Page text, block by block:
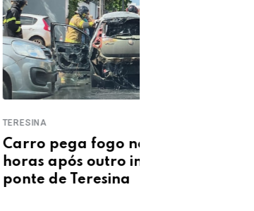
no Centro
incêndio em